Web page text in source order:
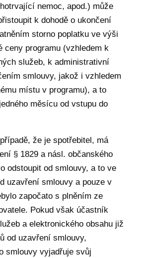
nemoc, apod.) může
k dohodě o ukončení
storno poplatku ve výši
ceny programu (vzhledem k
služeb, k administrativní
smlouvy, jakož i vzhledem
místu v programu), a to
měsícu od vstupu do
že je spotřebitel, má
§ 1829 a násl. občanského
odstoupit od smlouvy, a to ve
uzavření smlouvy a pouze v
započato s plněním ze
Pokud však účastník
a elektronického obsahu již
od uzavření smlouvy,
smlouvy vyjadřuje svůj